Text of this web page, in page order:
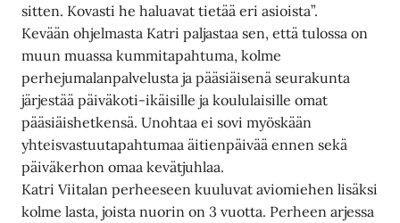
sitten. Kovasti he haluavat tietää eri asioista”.
Kevään ohjelmasta Katri paljastaa sen, että tulossa on
muun muassa kummitapahtuma, kolme
perhejumalanpalvelusta ja pääsiäisenä seurakunta
järjestää päiväkoti-ikäisille ja koululaisille omat
pääsiäishetkensä. Unohtaa ei sovi myöskään
yhteisvastuutapahtumaa äitienpäivää ennen sekä
päiväkerhon omaa kevätjuhlaa.
Katri Viitalan perheeseen kuuluvat aviomiehen lisäksi
kolme lasta, joista nuorin on 3 vuotta. Perheen arjessa